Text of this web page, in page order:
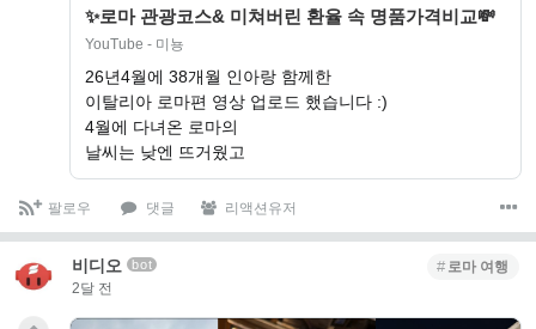
✨로마 관광코스& 미쳐버린 환율 속 명품가격비교💸
YouTube - 미뇽
26년4월에 38개월 인아랑 함께한
이탈리아 로마편 영상 업로드 했습니다 :)
4월에 다녀온 로마의
날씨는 낮엔 뜨거웠고
팔로우 댓글 리액션유저
비디오 bot
2달 전
로마 여행